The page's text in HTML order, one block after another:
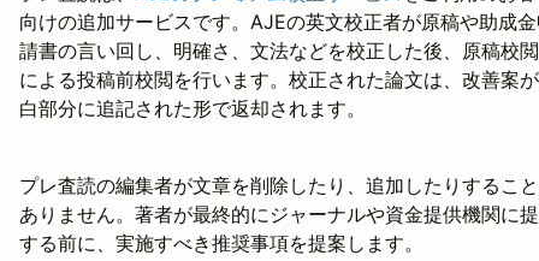
向けの追加サービスです。AJEの英文校正者が原稿や助成
請書の言い回し、明確さ、文法などを校正した後、原稿校
による投稿前校閲を行います。校正された論文は、改善案
白部分に追記された形で返却されます。
プレ査読の編集者が文章を削除したり、追加したりするこ
ありません。著者が最終的にジャーナルや資金提供機関に
する前に、実施すべき推奨事項を提案します。